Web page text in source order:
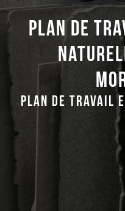
Plan de
Plan de travail